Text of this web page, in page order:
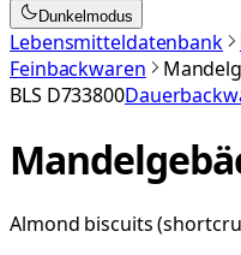
Dunkelmodus
Lebensmitteldatenbank
Feinbackwaren
BLS D733800
Almond biscuits